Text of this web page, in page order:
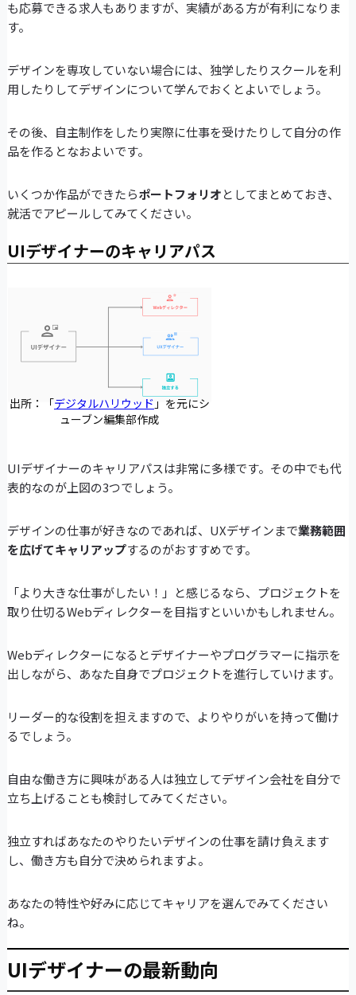
も応募できる求人もありますが、実績がある方が有利になりま
す。
デザインを専攻していない場合には、独学したりスクールを利
用したりしてデザインについて学んでおくとよいでしょう。
その後、自主制作をしたり実際に仕事を受けたりして自分の作
品を作るとなおよいです。
いくつか作品ができたらポートフォリオとしてまとめておき、
就活でアピールしてみてください。
UIデザイナーのキャリアパス
出所：「デジタルハリウッド 」を元にシ
ューブン編集部作成
UIデザイナーのキャリアパスは非常に多様です。その中でも代
表的なのが上図の3つでしょう。
デザインの仕事が好きなのであれば、UXデザインまで業務範囲
を広げてキャリアップするのがおすすめです。
「より大きな仕事がしたい！」と感じるなら、プロジェクトを
取り仕切るWebディレクターを目指すといいかもしれません。
Webディレクターになるとデザイナーやプログラマーに指示を
出しながら、あなた自身でプロジェクトを進行していけます。
リーダー的な役割を担えますので、よりやりがいを持って働け
るでしょう。
自由な働き方に興味がある人は独立してデザイン会社を自分で
立ち上げることも検討してみてください。
独立すればあなたのやりたいデザインの仕事を請け負えます
し、働き方も自分で決められますよ。
あなたの特性や好みに応じてキャリアを選んでみてください
ね。
UIデザイナーの最新動向